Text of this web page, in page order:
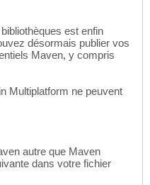
est enfin
désormais publier vos
Maven, y compris
Multiplatform ne peuvent
autre que Maven
dans votre fichier